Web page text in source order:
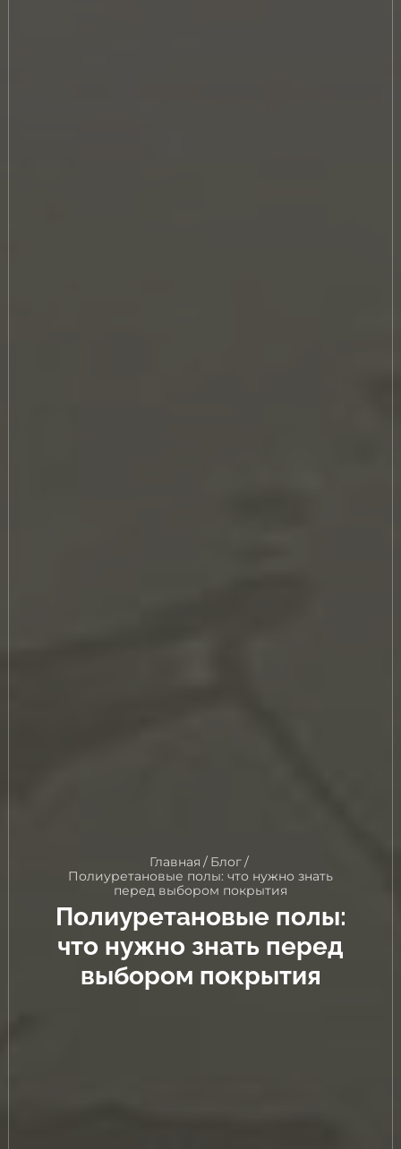
Главная / Блог/
Полиуретановые полы: что нужно знать
перед выбором покрытия
Полиуретановые полы:
что нужно знать перед
выбором покрытия